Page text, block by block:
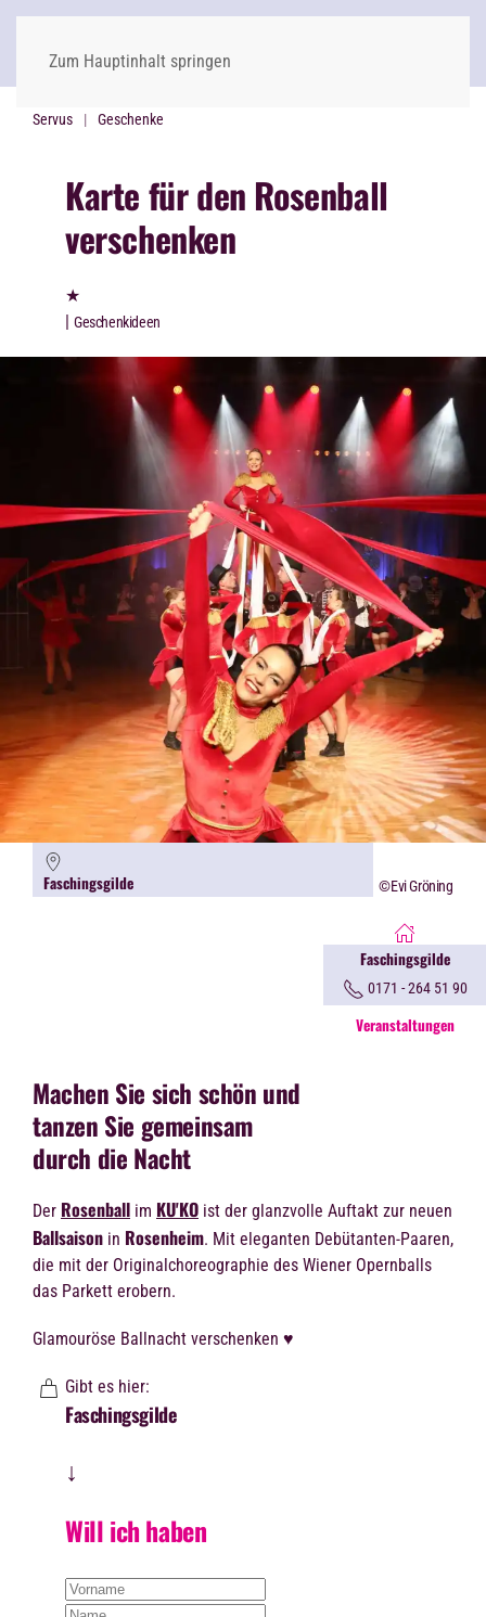
Zum Hauptinhalt springen
Servus Geschenke
Karte für den Rosenball
verschenken
★
| Geschenk­ideen
Faschingsgilde ©Evi Gröning
Faschingsgilde
0171 - 264 51 90
Veranstaltungen
Machen Sie sich schön und
tanzen Sie gemeinsam
durch die Nacht
Der Rosenball im KU'KO ist der glanzvolle Auftakt zur neuen
Ballsaison in Rosenheim. Mit eleganten Debütanten-Paaren,
die mit der Originalchoreographie des Wiener Opernballs
das Parkett erobern.
Glamouröse Ballnacht verschenken ♥
Gibt es hier:
Faschingsgilde
↓
Will ich haben